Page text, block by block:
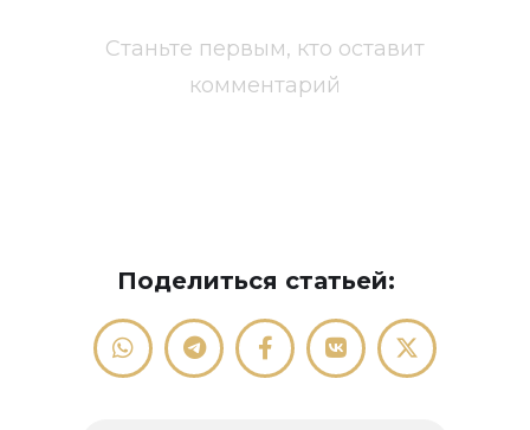
Станьте первым, кто оставит
комментарий
Поделиться статьей: